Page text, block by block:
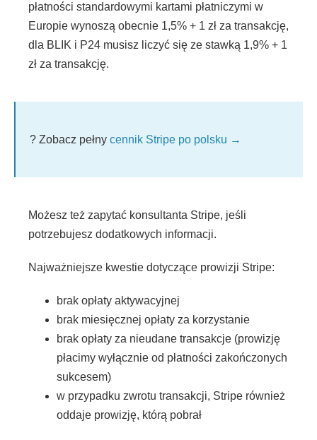
płatności standardowymi kartami płatniczymi w
Europie wynoszą obecnie 1,5% + 1 zł za transakcję,
dla BLIK i P24 musisz liczyć się ze stawką 1,9% + 1
zł za transakcję.
? Zobacz pełny cennik Stripe po polsku →
Możesz też zapytać konsultanta Stripe, jeśli
potrzebujesz dodatkowych informacji.
Najważniejsze kwestie dotyczące prowizji Stripe:
brak opłaty aktywacyjnej
brak miesięcznej opłaty za korzystanie
brak opłaty za nieudane transakcje (prowizję
płacimy wyłącznie od płatności zakończonych
sukcesem)
w przypadku zwrotu transakcji, Stripe również
oddaje prowizję, którą pobrał